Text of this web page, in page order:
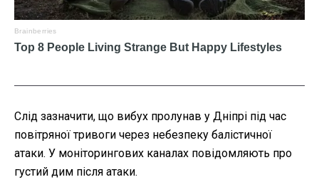
Слід зазначити, що вибух пролунав у Дніпрі під час
повітряної тривоги через небезпеку балістичної
атаки. У моніторингових каналах повідомляють про
густий дим після атаки.